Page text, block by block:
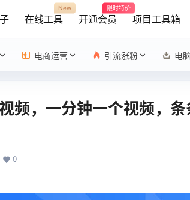
在线工具
New
开通会员
限时特价
项目工具箱
电商运营 引流涨粉 电
频，一分钟一个视频，
0